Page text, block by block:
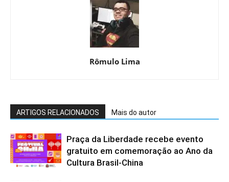
Rômulo Lima
ARTIGOS RELACIONADOS Mais do autor
Praça da Liberdade recebe evento
gratuito em comemoração ao Ano da
Cultura Brasil-China